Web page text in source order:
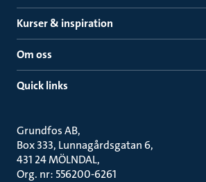
Kurser & inspiration
Om oss
Quick links
Grundfos AB
Box 333, Lunnagårdsgatan 6
431 24 MÖLNDAL
Org. nr: 556200-6261